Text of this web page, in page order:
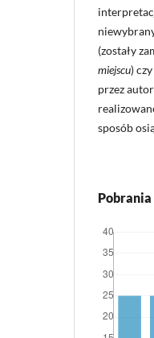
(zostały
miejscu)
przez
sposób
Pobrania